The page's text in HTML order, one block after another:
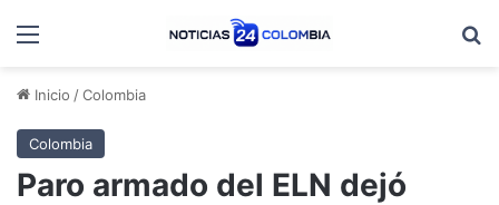
Menú
Inicio /Colombia
Colombia
Paro armado del ELN dejó